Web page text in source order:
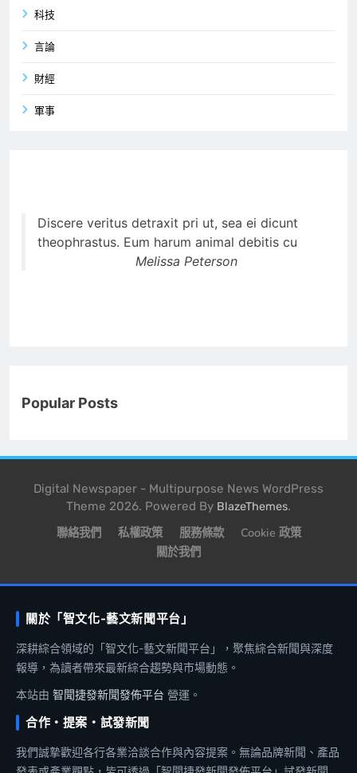
科技
言論
財經
軍事
Discere veritus detraxit pri ut, sea ei dicunt
theophrastus. Eum harum animal debitis cu
Melissa Peterson
Popular Posts
Digital Newspaper - Multipurpose News WordPress
Theme 2026. Powered By BlazeThemes.
聯絡我們 私權政策 服務條款
Cookie 政策
關於我們
關於「智文化-藝文新聞平台」
深耕綜合領域的「智文化-藝文新聞平台」，聚焦綜合新聞與深度
報導，為讀者帶來最新綜合趨勢與市場動態。
本站由 智聞捷發新聞發佈平台 營運。
合作・提案・試發新聞
我們誠摯歡迎各行各業洽談合作與內容提案。無論品牌新聞、產品